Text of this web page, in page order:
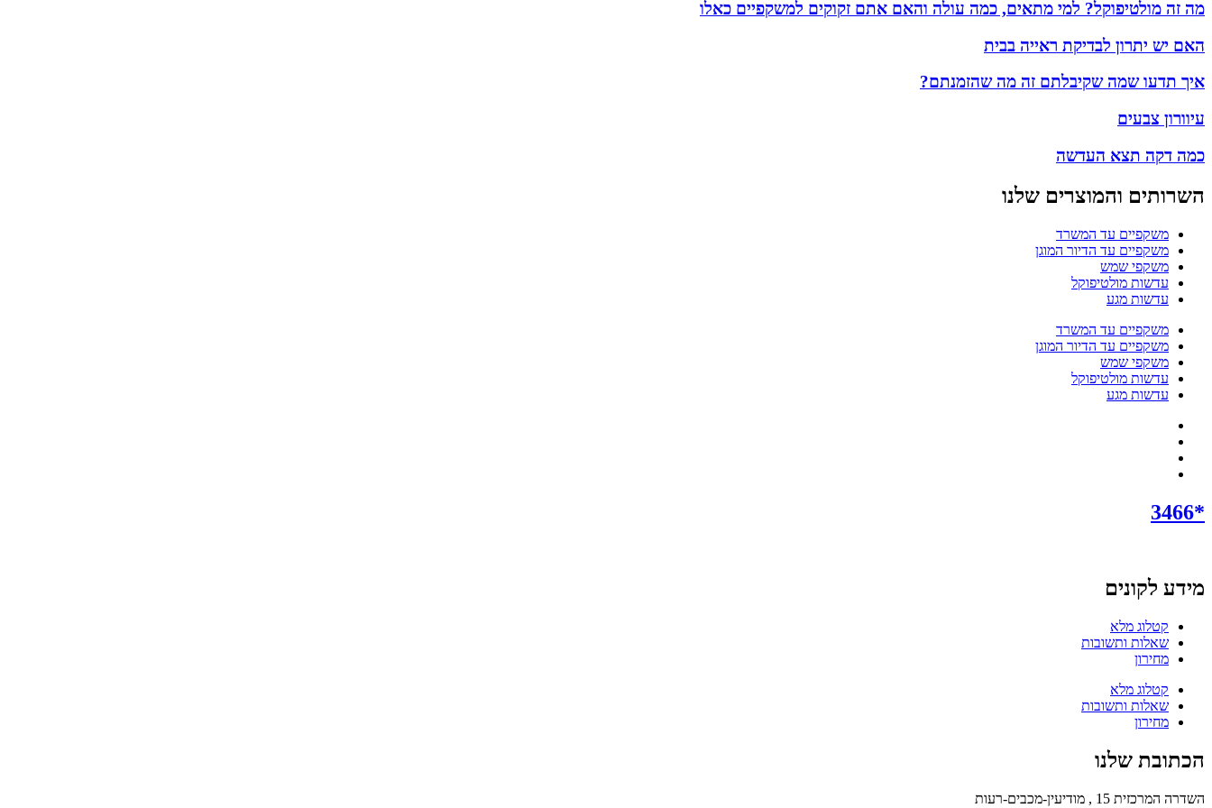
מה זה מולטיפוקל? למי מתאים, כמה עולה והאם אתם זקוקים למשקפיים כאלו
האם יש יתרון לבדיקת ראייה בבית
איך תדעו שמה שקיבלתם זה מה שהזמנתם?
עיוורון צבעים
כמה דקה תצא העדשה
השרותים והמוצרים שלנו
משקפיים עד המשרד
משקפיים עד הדיור המוגן
משקפי שמש
עדשות מולטיפוקל
עדשות מגע
משקפיים עד המשרד
משקפיים עד הדיור המוגן
משקפי שמש
עדשות מולטיפוקל
עדשות מגע
*3466
מידע לקונים
קטלוג מלא
שאלות ותשובות
מחירון
קטלוג מלא
שאלות ותשובות
מחירון
הכתובת שלנו
השדרה המרכזית 15 , מודיעין-מכבים-רעות